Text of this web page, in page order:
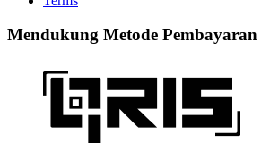
Mendukung Metode Pembayaran